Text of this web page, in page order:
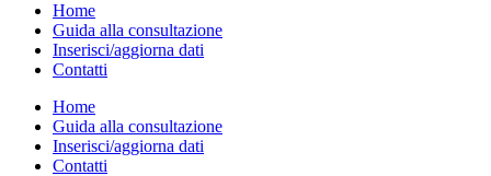
Home
Guida alla consultazione
Inserisci/aggiorna dati
Contatti
Home
Guida alla consultazione
Inserisci/aggiorna dati
Contatti